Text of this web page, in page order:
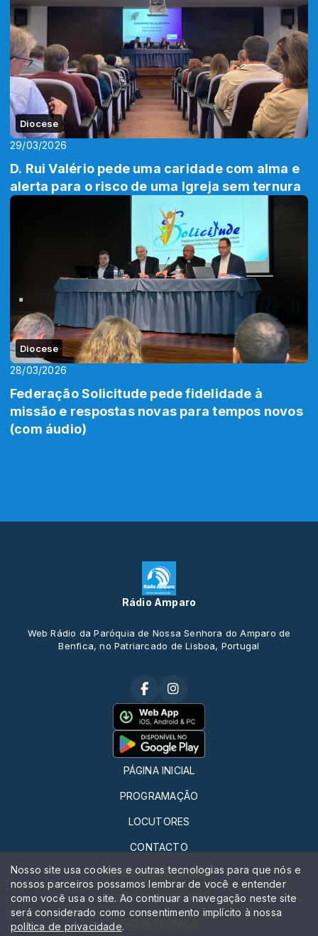
Diocese
29/03/2026
D. Rui Valério pede uma caridade com alma e
alerta para o risco de uma Igreja sem ternura
Diocese
28/03/2026
Federação Solicitude pede fidelidade à
missão e respostas novas para tempos novos
(com áudio)
Rádio Amparo
Web Rádio da Paróquia de Nossa Senhora do Amparo de
Benfica, no Patriarcado de Lisboa, Portugal
PÁGINA INICIAL
PROGRAMAÇÃO
LOCUTORES
CONTACTO
QUERO FAZER RÁDIO
ESTATUTO EDITORIAL
FICHA TÉCNICA
Nosso site usa cookies e outras tecnologias para que nós e
nossos parceiros possamos lembrar de você e entender
como você usa o site. Ao continuar a navegação neste site
será considerado como consentimento implícito à nossa
política de privacidade.